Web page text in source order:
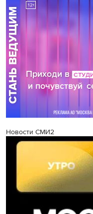
Новости СМИ2